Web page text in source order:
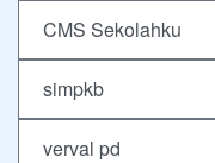
CMS Sekolahku
simpkb
verval pd